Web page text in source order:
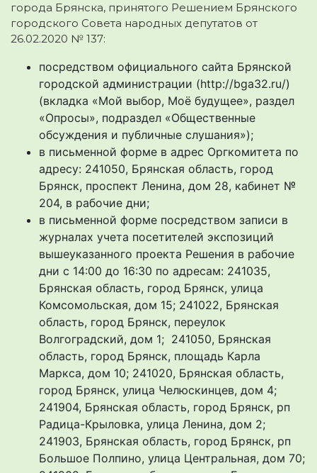
города Брянска, принятого Решением Брянского
городского Совета народных депутатов от
26.02.2020 № 137:
посредством официального сайта Брянской
городской администрации (http://bga32.ru/)
(вкладка «Мой выбор, Моё будущее», раздел
«Опросы», подраздел «Общественные
обсуждения и публичные слушания»);
в письменной форме в адрес Оргкомитета по
адресу: 241050, Брянская область, город
Брянск, проспект Ленина, дом 28, кабинет №
204, в рабочие дни;
в письменной форме посредством записи в
журналах учета посетителей экспозиций
вышеуказанного проекта Решения в рабочие
дни с 14:00 до 16:30 по адресам: 241035,
Брянская область, город Брянск, улица
Комсомольская, дом 15; 241022, Брянская
область, город Брянск, переулок
Волгоградский, дом 1; 241050, Брянская
область, город Брянск, площадь Карла
Маркса, дом 10; 241020, Брянская область,
город Брянск, улица Челюскинцев, дом 4;
241904, Брянская область, город Брянск, рп
Радица-Крыловка, улица Ленина, дом 2;
241903, Брянская область, город Брянск, рп
Большое Полпино, улица Центральная, дом 70;